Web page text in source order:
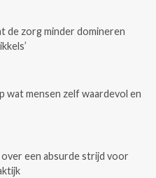
de zorg minder domineren
wat mensen zelf waardevol en
een absurde strijd voor